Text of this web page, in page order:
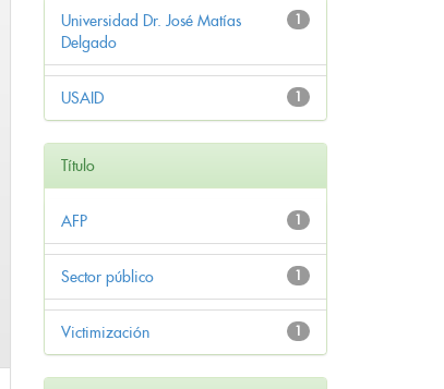
1
Universidad Dr. José Matías
Delgado
1
USAID
Título
1
AFP
1
Sector público
1
Victimización